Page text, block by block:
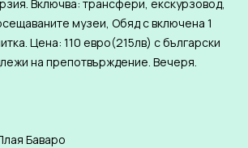
Включва: трансфери, екскурзовод,
музеи, Обяд с включена 1
Цена: 110 евро(215лв) с български
на препотвърждение. Вечеря.
Баваро